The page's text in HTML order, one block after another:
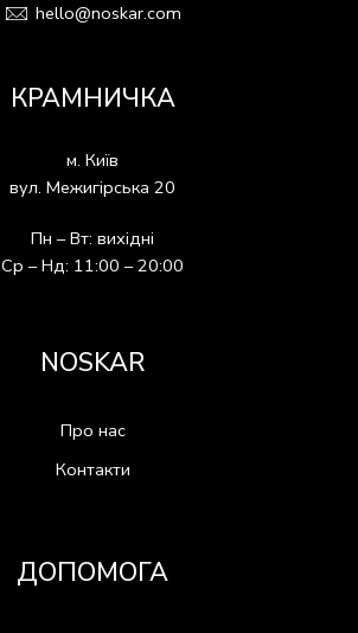
hello@noskar.com
КРАМНИЧКА
м. Київ
вул. Межигірська 20
Пн – Вт: вихідні
Ср – Нд: 11:00 – 20:00
NOSKAR
Про нас
Контакти
ДОПОМОГА